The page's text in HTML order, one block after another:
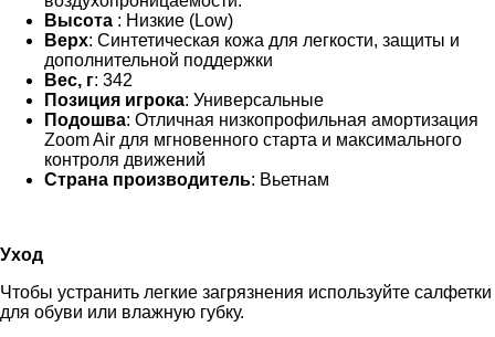
Высота : Низкие (Low)
Верх: Синтетическая кожа для легкости, защиты и
дополнительной поддержки
Вес, г: 342
Позиция игрока: Универсальные
Подошва: Отличная низкопрофильная амортизация
Zoom Air для мгновенного старта и максимального
контроля движений
Страна производитель: Вьетнам
Уход
Чтобы устранить легкие загрязнения используйте салфетки
для обуви или влажную губку.